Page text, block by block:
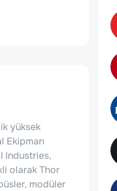
yüksek
Ekipman
Industries,
olarak Thor
modüler